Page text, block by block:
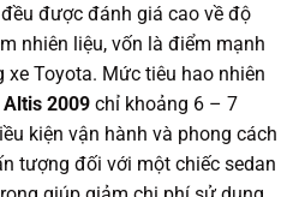
được đánh giá cao về độ
nhiên liệu, vốn là điểm mạnh
Toyota. Mức tiêu hao nhiên
2009 chỉ khoảng 6 – 7
kiện vận hành và phong cách
tượng đối với một chiếc sedan